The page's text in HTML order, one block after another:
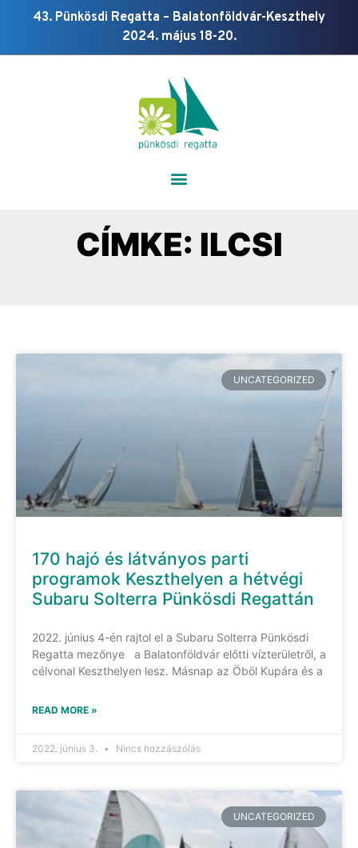
43. Pünkösdi Regatta – Balatonföldvár-Keszthely
2024. május 18-20.
CÍMKE: ILCSI
UNCATEGORIZED
170 hajó és látványos parti
programok Keszthelyen a hétvégi
Subaru Solterra Pünkösdi Regattán
2022. június 4-én rajtol el a Subaru Solterra Pünkösdi
Regatta mezőnye a Balatonföldvár előtti vízterületről, a
célvonal Keszthelyen lesz. Másnap az Öböl Kupára és a
READ MORE »
2022. június 3. Nincs hozzászólás
UNCATEGORIZED